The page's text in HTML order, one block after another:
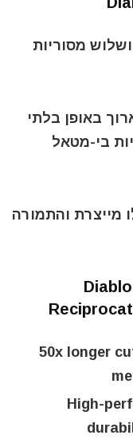
באורך 9 אינץ ושלוש מסוריות
באופן בלתי
בי-מטאל
מייצרת והתמורה
50x longer
High-